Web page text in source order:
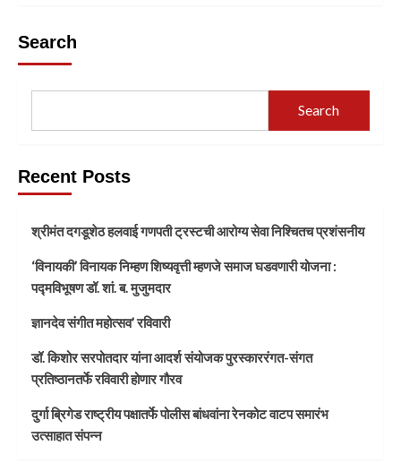
Search
Search
Recent Posts
श्रीमंत दगडूशेठ हलवाई गणपती ट्रस्टची आरोग्य सेवा निश्चितच प्रशंसनीय
‘विनायकी’ विनायक निम्हण शिष्यवृत्ती म्हणजे समाज घडवणारी योजना :
पद्मविभूषण डॉ. शां. ब. मुजुमदार
ज्ञानदेव संगीत महोत्सव’ रविवारी
डॉ. किशोर सरपोतदार यांना आदर्श संयोजक पुरस्काररंगत-संगत
प्रतिष्ठानतर्फे रविवारी होणार गौरव
दुर्गा ब्रिगेड राष्ट्रीय पक्षातर्फे पोलीस बांधवांना रेनकोट वाटप समारंभ
उत्साहात संपन्न